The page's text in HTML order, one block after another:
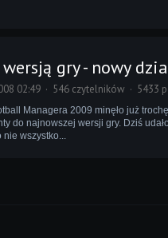
gry - nowy
02:49 546 czytelników 5433
Managera 2009 minęło już
do najnowszej wersji gry. Dziś
wszystko...